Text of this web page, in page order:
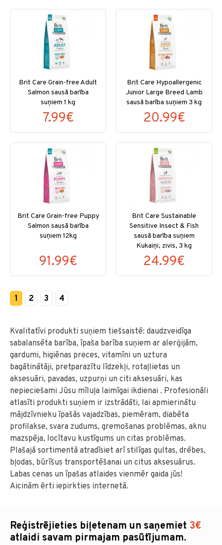
Brit Care Grain-free Adult
Salmon sausā barība
suņiem 1 kg
7.99€
Brit Care Hypoallergenic
Junior Large Breed Lamb
sausā barība suņiem 3 kg
20.99€
Brit Care Grain-free Puppy
Salmon sausā barība
suņiem 12kg
91.99€
Brit Care Sustainable
Sensitive Insect & Fish
sausā barība suņiem
Kukaiņi, zivis, 3 kg
24.99€
1 2 3 4
Kvalitatīvi produkti suņiem tiešsaistē: daudzveidīga
sabalansēta barība, īpaša barība suņiem ar alerģijām,
gardumi, higiēnas preces, vitamīni un uztura
bagātinātāji, pretparazītu līdzekļi, rotaļlietas un
aksesuāri, pavadas, uzpurņi un citi aksesuāri, kas
nepieciešami Jūsu mīluļa laimīgai ikdienai . Profesionāli
atlasīti produkti suņiem ir izstrādāti, lai apmierinātu
mājdzīvnieku īpašās vajadzības, piemēram, diabēta
profilakse, svara zudums, gremošanas problēmas, aknu
mazspēja, locītavu kustīgums un citas problēmas.
Plašajā sortimentā atradīsiet arī stilīgas gultas, drēbes,
bļodas, būrīšus transportēšanai un citus aksesuārus.
Labas cenas un īpašas atlaides vienmēr gaida jūs!
Aicinām ērti iepirkties internetā.
Reģistrējieties biļetenam un saņemiet 3€
atlaidi savam pirmajam pasūtījumam.